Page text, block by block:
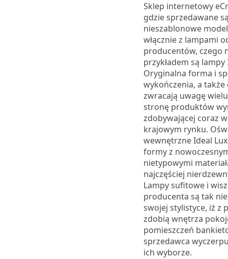
Sklep internetowy
gdzie sprzedawane
nieszablonowe
włącznie z lampami
producentów, czego
przykładem są lampy
Oryginalna forma i
wykończenia, a
zwracają uwagę
stronę produktów
zdobywającej coraz
krajowym rynku.
wewnętrzne Ideal
formy z
nietypowymi
najczęściej
Lampy sufitowe i
producenta są tak
swojej stylistyce, iż z
zdobią wnętrza
pomieszczeń
sprzedawca
ich wyborze.